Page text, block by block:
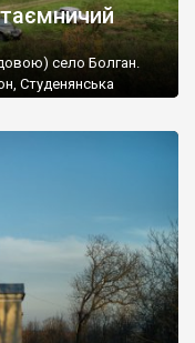
село Болган.
Студенянська
Всі епітафії, які
– цвинтар
У 1924-1940